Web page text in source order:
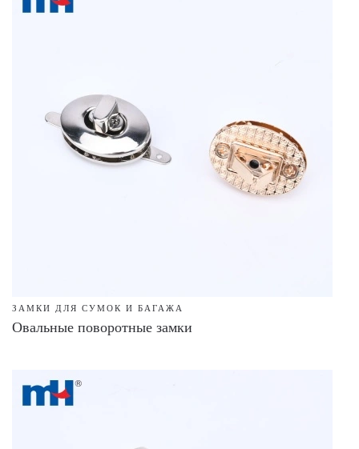
ЗАМКИ ДЛЯ СУМОК И БАГАЖА
Овальные поворотные замки